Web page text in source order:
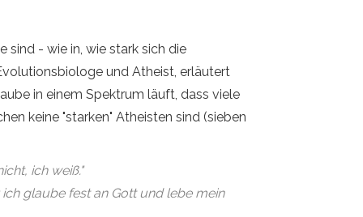
sind - wie in, wie stark sich die
und Atheist, erläutert
in einem Spektrum läuft, dass viele
keine "starken" Atheisten sind (sieben
ich weiß."
glaube fest an Gott und lebe mein